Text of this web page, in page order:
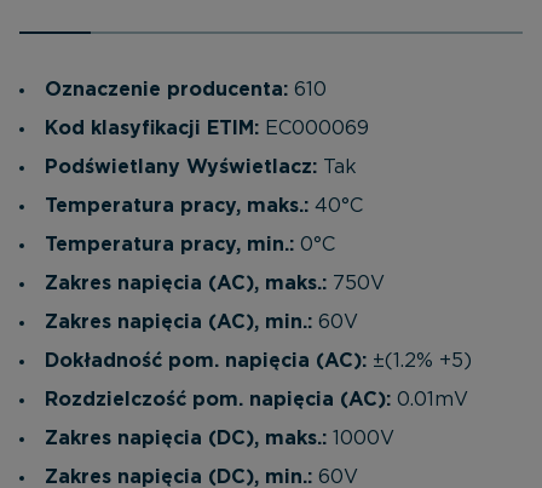
sygnalizacją akustyczną, funkcję hold,
podświetlenie wyświetlacza oraz sygnalizację
słabego stanu baterii. Możliwość dołączenia do
kablem do połączenia z komputerem, oraz
oprogramowaniem, baterią i instrukcją obsługi.
Długość podziałki 6000. Klasa izolacji CAT III 1000
V/ CAT IV 600 V wg IEC 61010. Zabezpieczenie
nadprądowe 10 A.
Oznaczenie producenta: 610
Kod klasyfikacji ETIM: EC000069
Podświetlany Wyświetlacz:
Tak
Temperatura pracy, maks.: 40°C
Temperatura pracy, min.: 0°C
Zakres napięcia (AC), maks.: 750V
Zakres napięcia (AC), min.: 60V
Dokładność pom. napięcia (AC): ±(1.2% +5)
Rozdzielczość pom. napięcia (AC): 0.01mV
Zakres napięcia (DC), maks.: 1000V
Zakres napięcia (DC), min.: 60V